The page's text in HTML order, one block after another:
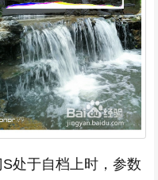
于自档上时，参数